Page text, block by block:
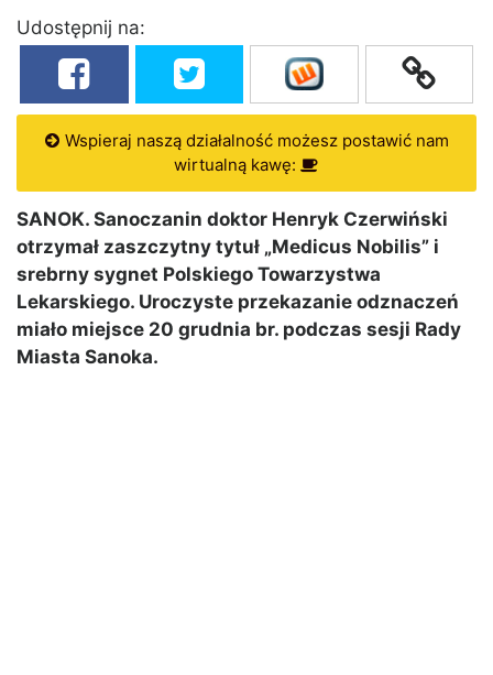
Udostępnij na:
Wspieraj naszą działalność możesz postawić nam
wirtualną kawę:
SANOK. Sanoczanin doktor Henryk Czerwiński
otrzymał zaszczytny tytuł „Medicus Nobilis” i
srebrny sygnet Polskiego Towarzystwa
Lekarskiego. Uroczyste przekazanie odznaczeń
miało miejsce 20 grudnia br. podczas sesji Rady
Miasta Sanoka.